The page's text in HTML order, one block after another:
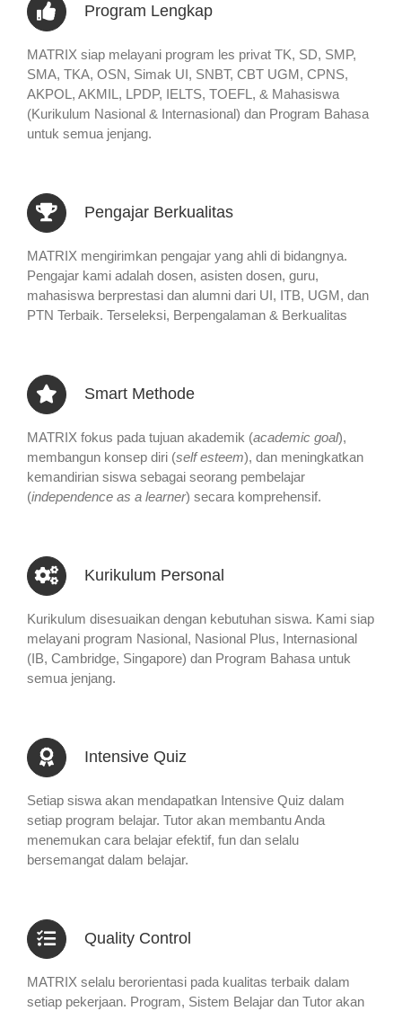
Program Lengkap
MATRIX siap melayani program les privat TK, SD, SMP,
SMA, TKA, OSN, Simak UI, SNBT, CBT UGM, CPNS,
AKPOL, AKMIL, LPDP, IELTS, TOEFL, & Mahasiswa
(Kurikulum Nasional & Internasional) dan Program Bahasa
untuk semua jenjang.
Pengajar Berkualitas
MATRIX mengirimkan pengajar yang ahli di bidangnya.
Pengajar kami adalah dosen, asisten dosen, guru,
mahasiswa berprestasi dan alumni dari UI, ITB, UGM, dan
PTN Terbaik. Terseleksi, Berpengalaman & Berkualitas
Smart Methode
MATRIX fokus pada tujuan akademik (academic goal),
membangun konsep diri (self esteem), dan meningkatkan
kemandirian siswa sebagai seorang pembelajar
(independence as a learner) secara komprehensif.
Kurikulum Personal
Kurikulum disesuaikan dengan kebutuhan siswa. Kami siap
melayani program Nasional, Nasional Plus, Internasional
(IB, Cambridge, Singapore) dan Program Bahasa untuk
semua jenjang.
Intensive Quiz
Setiap siswa akan mendapatkan Intensive Quiz dalam
setiap program belajar. Tutor akan membantu Anda
menemukan cara belajar efektif, fun dan selalu
bersemangat dalam belajar.
Quality Control
MATRIX selalu berorientasi pada kualitas terbaik dalam
setiap pekerjaan. Program, Sistem Belajar dan Tutor akan